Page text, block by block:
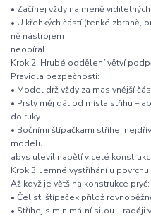
• Začínej vždy na méně
• U křehkých částí (tenké zbraně,
ně nástrojem
neopíral
Krok 2: Hrubé oddělení větví
Pravidla bezpečnosti:
• Model drž vždy za masivnější
• Prsty měj dál od místa střihu –
do ruky
• Bočními štípačkami stříhej
modelu,
abys ulevil napětí v celé konstrukci
Krok 3: Jemné vystříhání u
Až když je většina konstrukce pryč:
• Čelisti štípaček přilož
• Stříhej s minimální silou – raději